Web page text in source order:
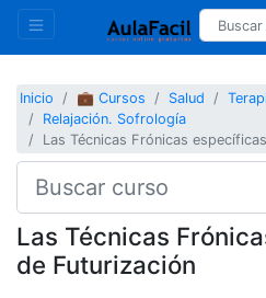
Inicio 💼 Cursos Salud
Relajación. Sofrología
Las Técnicas Frónicas
Las Técnicas
de Futurización